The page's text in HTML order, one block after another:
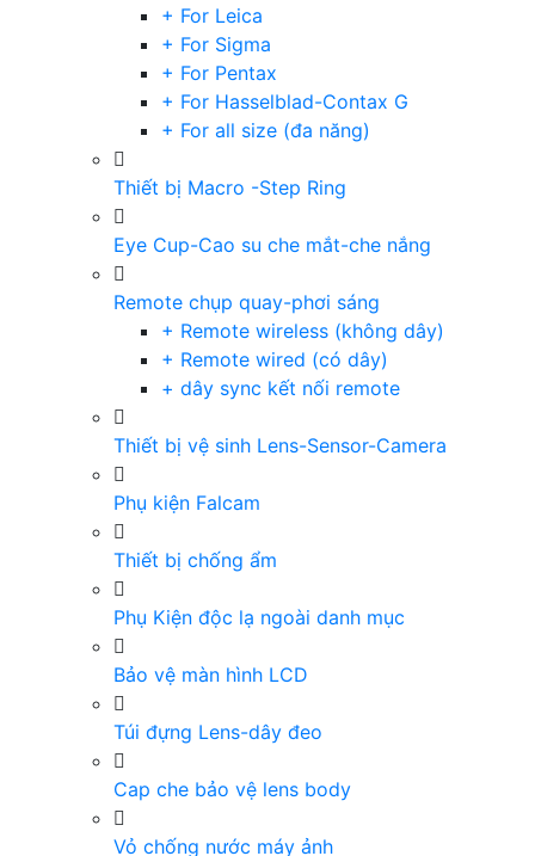
+ For Leica
+ For Sigma
+ For Pentax
+ For Hasselblad-Contax G
+ For all size (đa năng)
Thiết bị Macro -Step Ring
Eye Cup-Cao su che mắt-che nắng
Remote chụp quay-phơi sáng
+ Remote wireless (không dây)
+ Remote wired (có dây)
+ dây sync kết nối remote
Thiết bị vệ sinh Lens-Sensor-Camera
Phụ kiện Falcam
Thiết bị chống ẩm
Phụ Kiện độc lạ ngoài danh mục
Bảo vệ màn hình LCD
Túi đựng Lens-dây đeo
Cap che bảo vệ lens body
Vỏ chống nước máy ảnh